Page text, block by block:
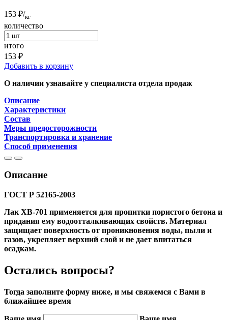
153 ₽/кг
количество
итого
153 ₽
Добавить в корзину
О наличии узнавайте у специалиста отдела продаж
Описание
Характеристики
Состав
Меры предосторожности
Транспортировка и хранение
Способ применения
Описание
ГОСТ Р 52165-2003
Лак ХВ-701 применяется для пропитки пористого бетона и
придания ему водоотталкивающих свойств. Материал
защищает поверхность от проникновения воды, пыли и
газов, укрепляет верхний слой и не дает впитаться
осадкам.
Остались вопросы?
Тогда заполните форму ниже, и мы свяжемся с Вами в
ближайшее время